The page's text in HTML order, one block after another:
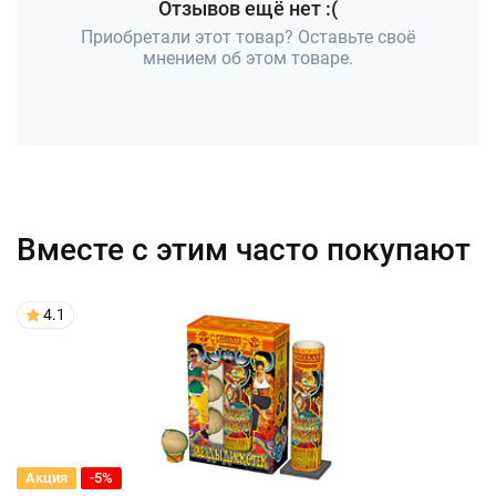
Отзывов ещё нет :(
Приобретали этот товар? Оставьте своё
мнением об этом товаре.
Вместе с этим часто покупают
4.1
Акция -5%